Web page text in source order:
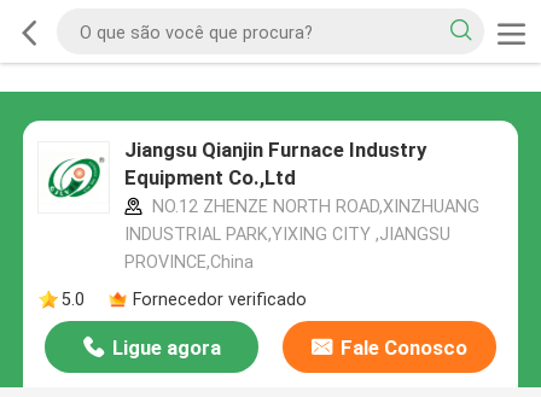
Jiangsu Qianjin Furnace Industry
Equipment Co.,Ltd
NO.12 ZHENZE NORTH ROAD,XINZHUANG
INDUSTRIAL PARK,YIXING CITY ,JIANGSU
PROVINCE,China
5.0
Fornecedor verificado
Ligue agora Fale Conosco